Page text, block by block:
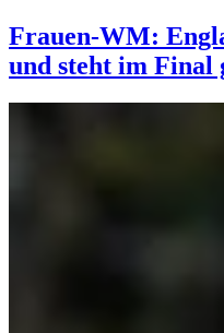
Frauen-WM:
und steht im Final